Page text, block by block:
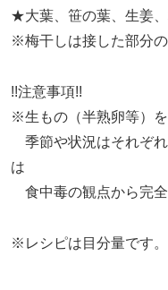
★大葉、笹の葉、生姜
※梅干しは接した部分
!!注意事項!!
※生もの（半熟卵等）を
季節や状況はそれぞ
は
食中毒の観点から完全
※レシピは目分量です